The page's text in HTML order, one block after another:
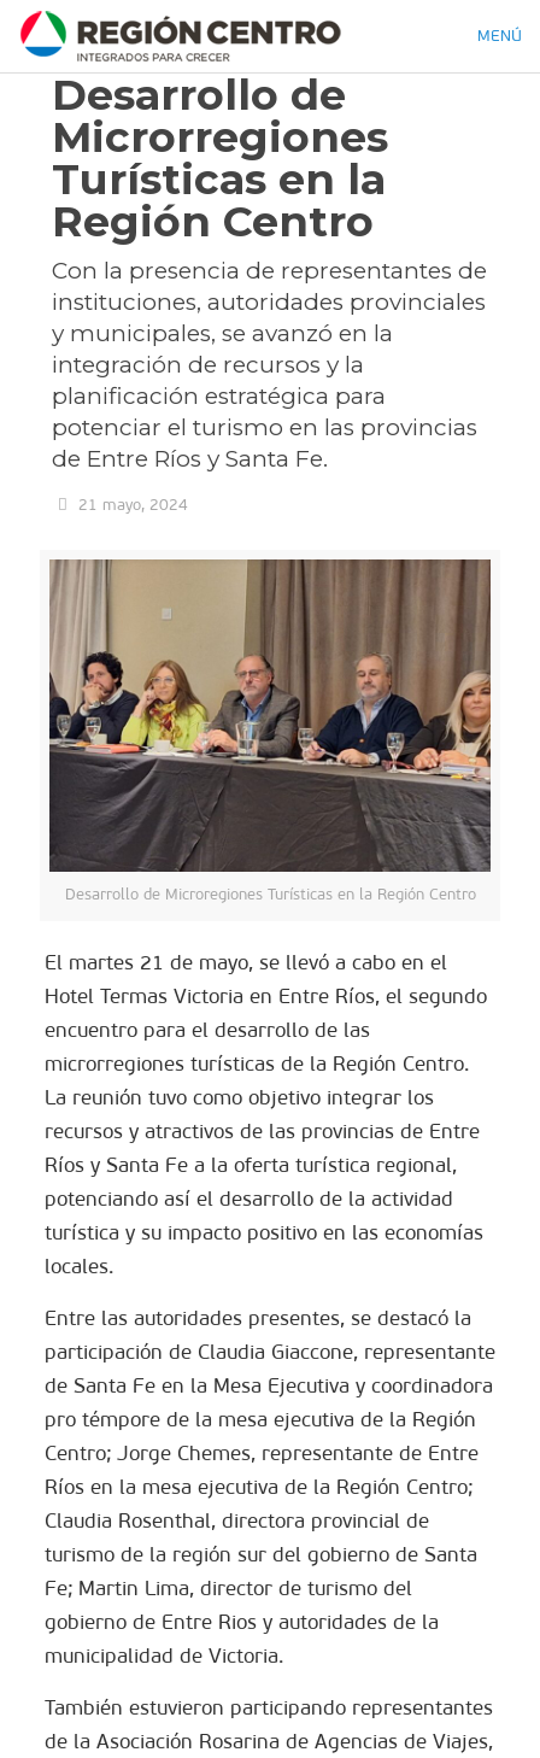
MENÚ
Desarrollo de
Microrregiones
Turísticas en la
Región Centro
Con la presencia de representantes de
instituciones, autoridades provinciales
y municipales, se avanzó en la
integración de recursos y la
planificación estratégica para
potenciar el turismo en las provincias
de Entre Ríos y Santa Fe.
21 mayo, 2024
Desarrollo de Microregiones Turísticas en la Región Centro
El martes 21 de mayo, se llevó a cabo en el
Hotel Termas Victoria en Entre Ríos, el segundo
encuentro para el desarrollo de las
microrregiones turísticas de la Región Centro.
La reunión tuvo como objetivo integrar los
recursos y atractivos de las provincias de Entre
Ríos y Santa Fe a la oferta turística regional,
potenciando así el desarrollo de la actividad
turística y su impacto positivo en las economías
locales.
Entre las autoridades presentes, se destacó la
participación de Claudia Giaccone, representante
de Santa Fe en la Mesa Ejecutiva y coordinadora
pro témpore de la mesa ejecutiva de la Región
Centro; Jorge Chemes, representante de Entre
Ríos en la mesa ejecutiva de la Región Centro;
Claudia Rosenthal, directora provincial de
turismo de la región sur del gobierno de Santa
Fe; Martin Lima, director de turismo del
gobierno de Entre Rios y autoridades de la
municipalidad de Victoria.
También estuvieron participando representantes
de la Asociación Rosarina de Agencias de Viajes,